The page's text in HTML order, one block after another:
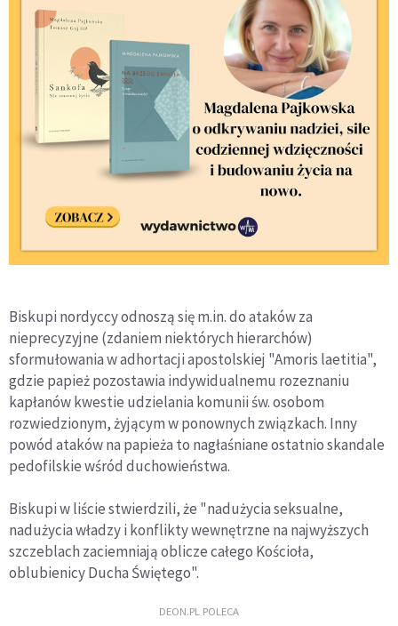
Biskupi nordyccy odnoszą się m.in. do ataków za
nieprecyzyjne (zdaniem niektórych hierarchów)
sformułowania w adhortacji apostolskiej "Amoris laetitia",
gdzie papież pozostawia indywidualnemu rozeznaniu
kapłanów kwestie udzielania komunii św. osobom
rozwiedzionym, żyjącym w ponownych związkach. Inny
powód ataków na papieża to nagłaśniane ostatnio skandale
pedofilskie wśród duchowieństwa.
Biskupi w liście stwierdzili, że "nadużycia seksualne,
nadużycia władzy i konflikty wewnętrzne na najwyższych
szczeblach zaciemniają oblicze całego Kościoła,
oblubienicy Ducha Świętego".
DEON.PL POLECA